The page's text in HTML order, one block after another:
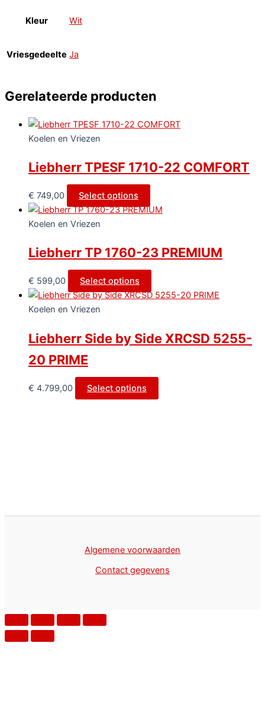
Kleur Wit
Vriesgedeelte Ja
Gerelateerde producten
Koelen en Vriezen
Liebherr TPESF 1710-22 COMFORT
€ 749,00 Select options
Koelen en Vriezen
Liebherr TP 1760-23 PREMIUM
€ 599,00 Select options
Koelen en Vriezen
Liebherr Side by Side XRCSD 5255-
20 PRIME
€ 4.799,00 Select options
Algemene voorwaarden
Contact gegevens